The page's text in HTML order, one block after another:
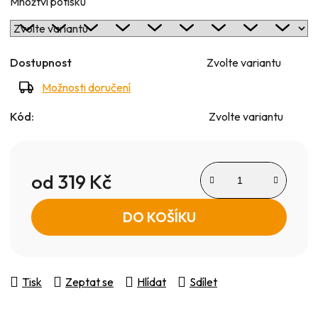
Dostupnost
Zvolte variantu
Možnosti doručení
Kód: Zvolte variantu
od 319 Kč
Měrná cena:
DO KOŠÍKU
Tisk Zeptat se Hlídat Sdílet